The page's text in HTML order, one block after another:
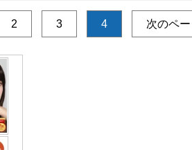
2 3 4 次のペ